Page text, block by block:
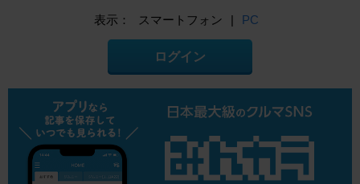
表示： スマートフォン | PC
ログイン